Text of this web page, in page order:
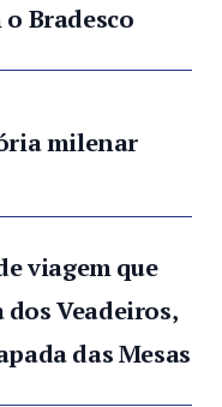
Bradesco
milenar
viagem que
dos Veadeiros,
das Mesas